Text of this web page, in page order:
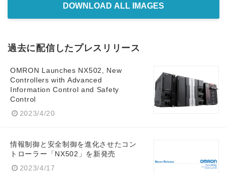
DOWNLOAD ALL IMAGES
過去に配信したプレスリリース
OMRON Launches NX502, New
Controllers with Advanced
Information Control and Safety
Control
2023/4/20
情報制御と安全制御を進化させたコン
トローラー「NX502」を新発売
2023/4/17